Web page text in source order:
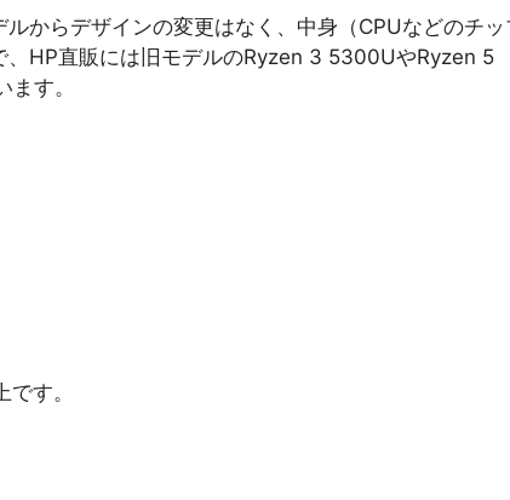
からデザインの変更はなく、中身（CPUなどのチッ
、HP直販には旧モデルのRyzen 3 5300UやRyzen 5
す。
す。